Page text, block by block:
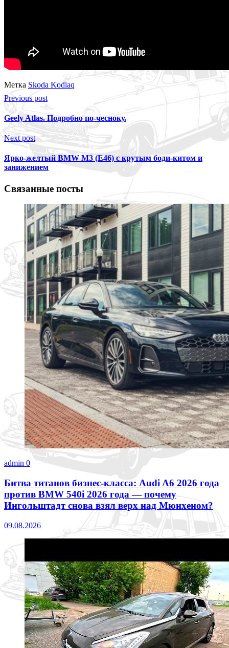
Метка Skoda Kodiaq
Previous post
Geely Atlas. Подробно по-чесноку.
Next post
Ярко-желтый BMW M3 (E46) с крутым боди-китом и
занижением
Связанные посты
admin 0
Битва титанов бизнес-класса: Audi A6 2026 года
против BMW 540i 2026 года — почему
Ингольштадт снова взял верх над Мюнхеном?
09.08.2026